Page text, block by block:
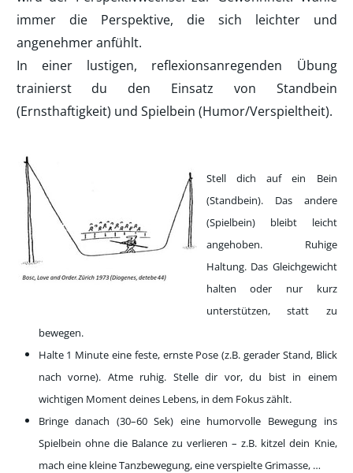
immer die Perspektive, die sich leichter und
angenehmer anfühlt.
In einer lustigen, reflexionsanregenden Übung
trainierst du den Einsatz von Standbein
(Ernsthaftigkeit) und Spielbein (Humor/Verspieltheit).
Stell dich auf ein Bein
(Standbein). Das andere
(Spielbein) bleibt leicht
angehoben. Ruhige
Haltung. Das Gleichgewicht
halten oder nur kurz
unterstützen, statt zu
bewegen.
Halte 1 Minute eine feste, ernste Pose (z.B. gerader Stand, Blick
nach vorne). Atme ruhig. Stelle dir vor, du bist in einem
wichtigen Moment deines Lebens, in dem Fokus zählt.
Bringe danach (30–60 Sek) eine humorvolle Bewegung ins
Spielbein ohne die Balance zu verlieren – z.B. kitzel dein Knie,
mach eine kleine Tanzbewegung, eine verspielte Grimasse, …